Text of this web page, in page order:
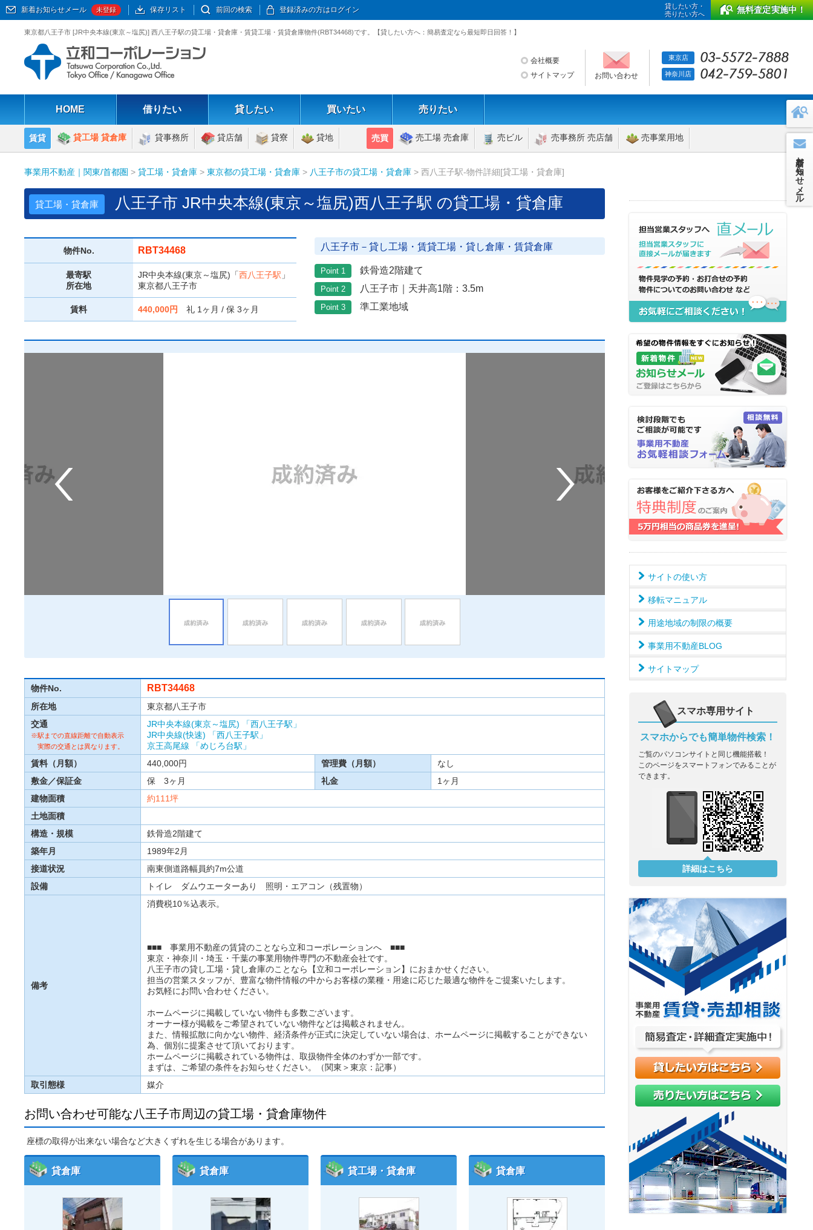
新着お知らせメール 未登録 保存リスト 前回の検索 登録済みの方はログイン
貸したい方・
売りたい方へ
無料査定実施中！
東京都八王子市 [JR中央本線(東京～塩尻)] 西八王子駅の貸工場・貸倉庫・賃貸工場・賃貸倉庫物件(RBT34468)です。【貸したい方へ：簡易査定なら最短即日回答！】
会社概要
サイトマップ
お問い合わせ
東京店
神奈川店
HOME 借りたい 貸したい 買いたい 売りたい
賃貸 貸工場 貸倉庫 貸事務所 貸店舗 貸寮 貸地 売買 売工場 売倉庫 売ビル 売事務所 売店舗 売事業用地
事業用不動産｜関東/首都圏 > 貸工場・貸倉庫 > 東京都の貸工場・貸倉庫 > 八王子市の貸工場・貸倉庫 > 西八王子駅-物件詳細[貸工場・貸倉庫]
貸工場・貸倉庫 八王子市 JR中央本線(東京～塩尻)西八王子駅 の貸工場・貸倉庫
物件No. RBT34468
最寄駅
所在地
JR中央本線(東京～塩尻)「西八王子駅 」
東京都八王子市
賃料 440,000円 礼 1ヶ月 / 保 3ヶ月
八王子市－貸し工場・賃貸工場・貸し倉庫・賃貸倉庫
Point 1 鉄骨造2階建て
Point 2 八王子市｜天井高1階：3.5m
Point 3 準工業地域
物件No. RBT34468
所在地
東京都八王子市
交通
※駅までの直線距離で自動表示
実際の交通とは異なります。
JR中央本線(東京～塩尻)
「西八王子駅」
JR中央線(快速)
「西八王子駅」
京王高尾線
「めじろ台駅」
賃料（月額）
440,000円 管理費（月額）
なし
敷金／保証金
保 3ヶ月 礼金
1ヶ月
建物面積
約111坪
土地面積
構造・規模
鉄骨造2階建て
築年月
1989年2月
接道状況
南東側道路幅員約7m公道
設備
トイレ ダムウエーターあり 照明・エアコン（残置物）
備考
消費税10％込表示。
■■■ 事業用不動産の賃貸のことなら立和コーポレーションへ ■■■
東京・神奈川・埼玉・千葉の事業用物件専門の不動産会社です。
八王子市の貸し工場・貸し倉庫のことなら【立和コーポレーション】におまかせください。
担当の営業スタッフが、豊富な物件情報の中からお客様の業種・用途に応じた最適な物件をご提案いたします。
お気軽にお問い合わせください。
ホームページに掲載していない物件も多数ございます。
オーナー様が掲載をご希望されていない物件などは掲載されません。
また、情報拡散に向かない物件、経済条件が正式に決定していない場合は、ホームページに掲載することができない
為、個別に提案させて頂いております。
ホームページに掲載されている物件は、取扱物件全体のわずか一部です。
まずは、ご希望の条件をお知らせください。（関東＞東京：記事）
取引態様
媒介
お問い合わせ可能な八王子市周辺の貸工場・貸倉庫物件
座標の取得が出来ない場合など大きくずれを生じる場合があります。
貸倉庫 貸倉庫 貸工場・貸倉庫 貸倉庫
新着お知らせメール
サイトの使い方
移転マニュアル
用途地域の制限の概要
事業用不動産BLOG
サイトマップ
スマホ専用サイト
スマホからでも簡単物件検索！
ご覧のパソコンサイトと同じ機能搭載！
このページをスマートフォンでみることが
できます。
詳細はこちら